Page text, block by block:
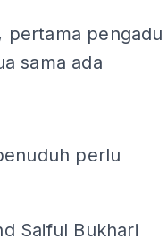
pertama pengadu
sama ada
perlu
Saiful Bukhari